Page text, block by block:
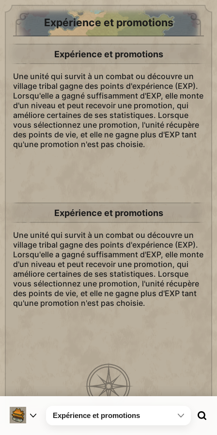
Expérience et promotions
Expérience et promotions
Une unité qui survit à un combat ou découvre un
village tribal gagne des points d'expérience (EXP).
Lorsqu'elle a gagné suffisamment d'EXP, elle monte
d'un niveau et peut recevoir une promotion, qui
améliore certaines de ses statistiques. Lorsque
vous sélectionnez une promotion, l'unité récupère
des points de vie, et elle ne gagne plus d'EXP tant
qu'une promotion n'est pas choisie.
Expérience et promotions
Une unité qui survit à un combat ou découvre un
village tribal gagne des points d'expérience (EXP).
Lorsqu'elle a gagné suffisamment d'EXP, elle monte
d'un niveau et peut recevoir une promotion, qui
améliore certaines de ses statistiques. Lorsque
vous sélectionnez une promotion, l'unité récupère
des points de vie, et elle ne gagne plus d'EXP tant
qu'une promotion n'est pas choisie.
Expérience et promotions